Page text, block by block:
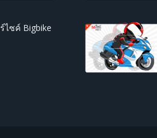
ไซค์ Bigbike